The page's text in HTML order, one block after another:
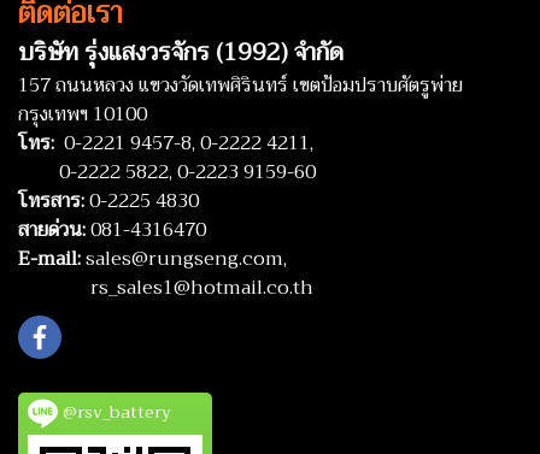
ติดต่อเรา
บริษัท รุ่งแสงวรจักร (1992) จำกัด
157 ถนนหลวง แขวงวัดเทพศิรินทร์ เขตป้อมปราบศัตรูพ่าย
กรุงเทพฯ 10100
โทร: 0-2221 9457-8,0-2222 4211,
0-2222 5822,0-2223 9159-60
โทรสาร:0-2225 4830
สายด่วน:081-4316470
E-mail:sales@rungseng.com,
rs_sales1@hotmail.co.th
@rsv_battery